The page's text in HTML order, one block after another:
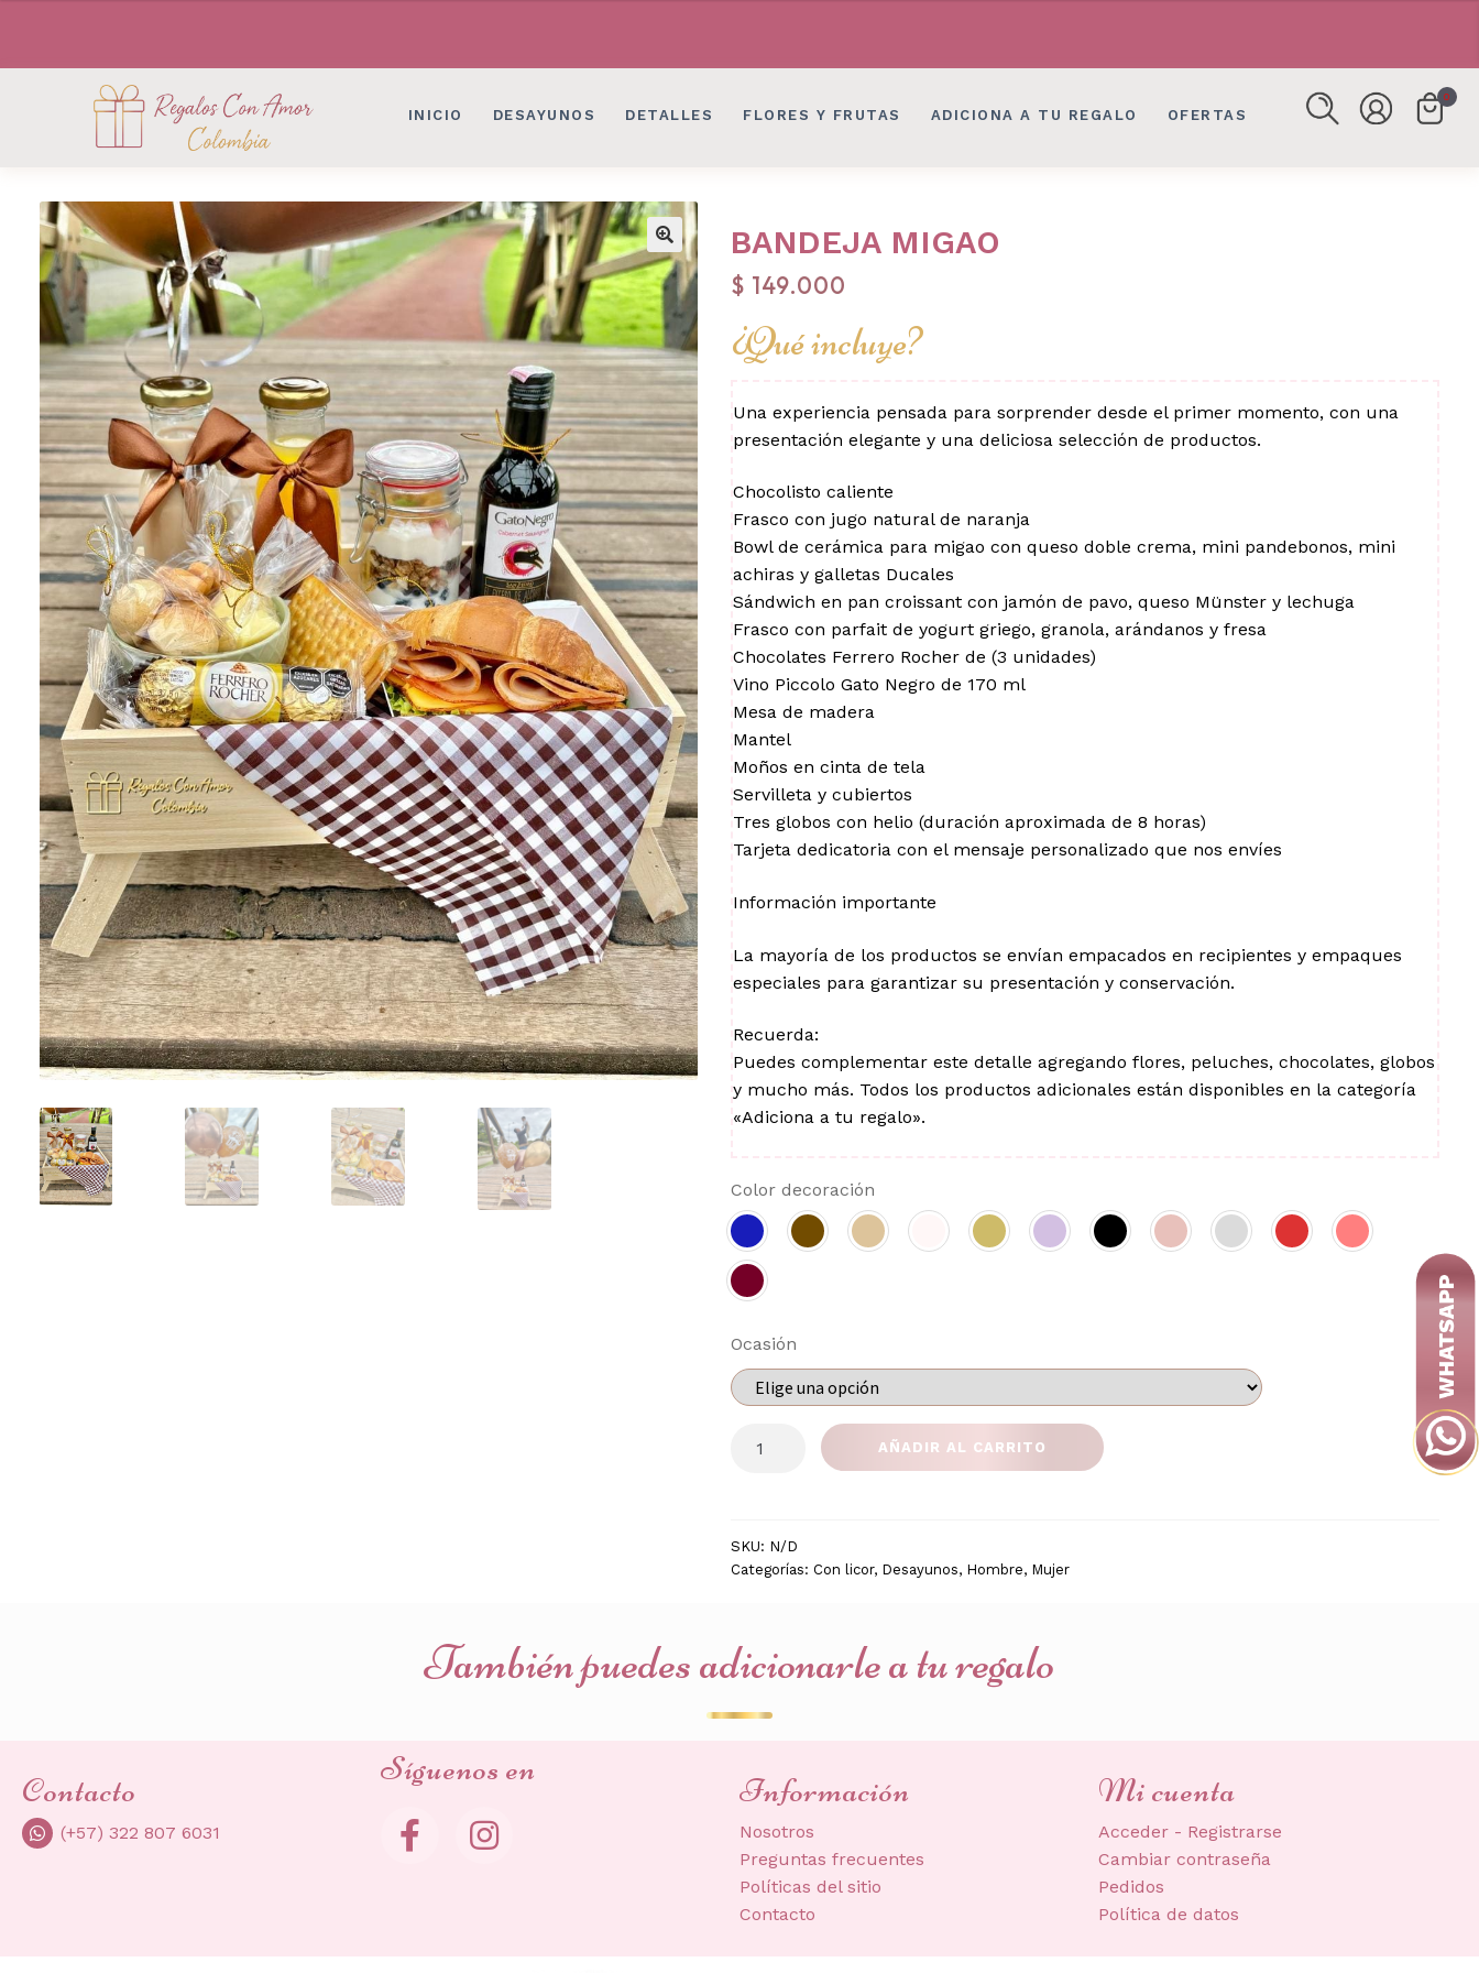
INICIO DESAYUNOS DETALLES FLORES Y FRUTAS ADICIONA A TU REGALO OFERTAS
0
BANDEJA MIGAO
$ 149.000
¿Qué incluye?
Una experiencia pensada para sorprender desde el primer momento, con una
presentación elegante y una deliciosa selección de productos.
Chocolisto caliente
Frasco con jugo natural de naranja
Bowl de cerámica para migao con queso doble crema, mini pandebonos, mini
achiras y galletas Ducales
Sándwich en pan croissant con jamón de pavo, queso Münster y lechuga
Frasco con parfait de yogurt griego, granola, arándanos y fresa
Chocolates Ferrero Rocher de (3 unidades)
Vino Piccolo Gato Negro de 170 ml
Mesa de madera
Mantel
Moños en cinta de tela
Servilleta y cubiertos
Tres globos con helio (duración aproximada de 8 horas)
Tarjeta dedicatoria con el mensaje personalizado que nos envíes
Información importante
La mayoría de los productos se envían empacados en recipientes y empaques
especiales para garantizar su presentación y conservación.
Recuerda:
Puedes complementar este detalle agregando flores, peluches, chocolates, globos
y mucho más. Todos los productos adicionales están disponibles en la categoría
«Adiciona a tu regalo».
Color decoración
Ocasión
AÑADIR AL CARRITO
SKU: N/D
Categorías: Con licor, Desayunos, Hombre, Mujer
También puedes adicionarle a tu regalo
Contacto
(+57) 322 807 6031
Síguenos en
Información
Nosotros
Preguntas frecuentes
Políticas del sitio
Contacto
Mi cuenta
Acceder - Registrarse
Cambiar contraseña
Pedidos
Política de datos